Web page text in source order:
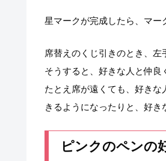
星マークが完成したら、マー
席替えのくじ引きのとき、左
そうすると、好きな人と仲良
たとえ席が遠くても、好き
きるようになったりと、好き
ピンクのペンの